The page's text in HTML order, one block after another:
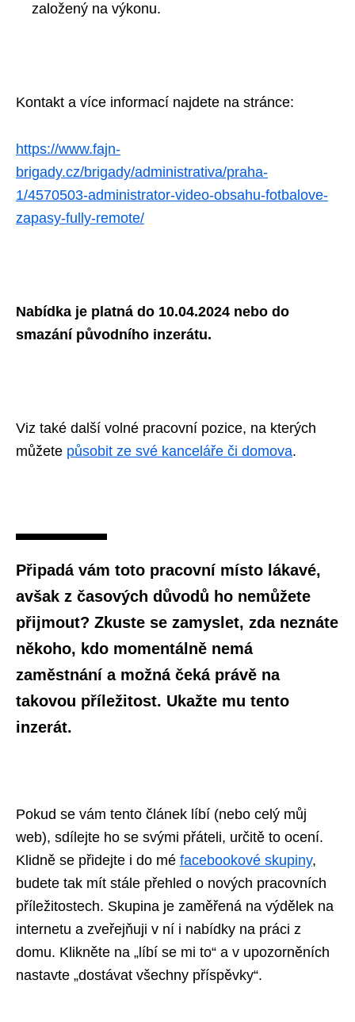
založený na výkonu.
Kontakt a více informací najdete na stránce:
https://www.fajn-
brigady.cz/brigady/administrativa/praha-
1/4570503-administrator-video-obsahu-fotbalove-
zapasy-fully-remote/
Nabídka je platná do 10.04.2024 nebo do
smazání původního inzerátu.
Viz také další volné pracovní pozice, na kterých
můžete působit ze své kanceláře či domova.
Připadá vám toto pracovní místo lákavé,
avšak z časových důvodů ho nemůžete
přijmout? Zkuste se zamyslet, zda neznáte
někoho, kdo momentálně nemá
zaměstnání a možná čeká právě na
takovou příležitost. Ukažte mu tento
inzerát.
Pokud se vám tento článek líbí (nebo celý můj
web), sdílejte ho se svými přáteli, určitě to ocení.
Klidně se přidejte i do mé facebookové skupiny,
budete tak mít stále přehled o nových pracovních
příležitostech. Skupina je zaměřená na výdělek na
internetu a zveřejňuji v ní i nabídky na práci z
domu. Klikněte na „líbí se mi to“ a v upozorněních
nastavte „dostávat všechny příspěvky“.